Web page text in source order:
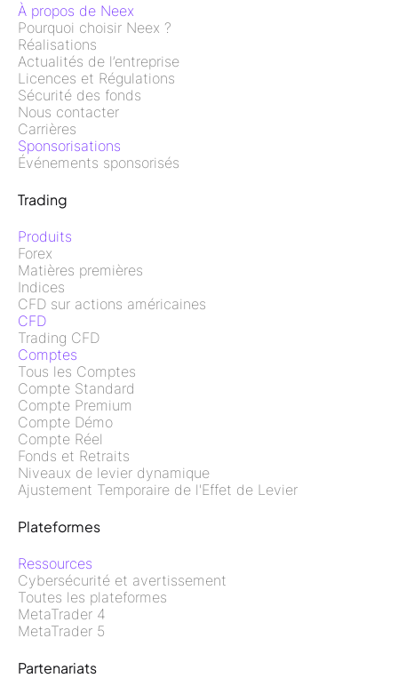
À propos de Neex
Pourquoi choisir Neex ?
Réalisations
Actualités de l’entreprise
Licences et Régulations
Sécurité des fonds
Nous contacter
Carrières
Sponsorisations
Événements sponsorisés
Trading
Produits
Forex
Matières premières
Indices
CFD sur actions américaines
CFD
Trading CFD
Comptes
Tous les Comptes
Compte Standard
Compte Premium
Compte Démo
Compte Réel
Fonds et Retraits
Niveaux de levier dynamique
Ajustement Temporaire de l'Effet de Levier
Plateformes
Ressources
Cybersécurité et avertissement
Toutes les plateformes
MetaTrader 4
MetaTrader 5
Partenariats